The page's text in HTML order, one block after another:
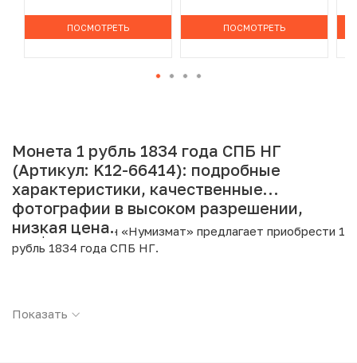
ПОСМОТРЕТЬ ПОСМОТРЕТЬ
Монета 1 рубль 1834 года СПБ НГ
(Артикул: K12-66414): подробные
характеристики, качественные
фотографии в высоком разрешении,
низкая цена.
Интернет магазин «Нумизмат» предлагает приобрести 1
рубль 1834 года СПБ НГ.
Страна: Российская Империя
Показать